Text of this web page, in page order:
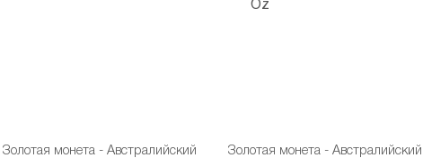
Золотая монета - Австралийский
Золотая монета - Австралийский